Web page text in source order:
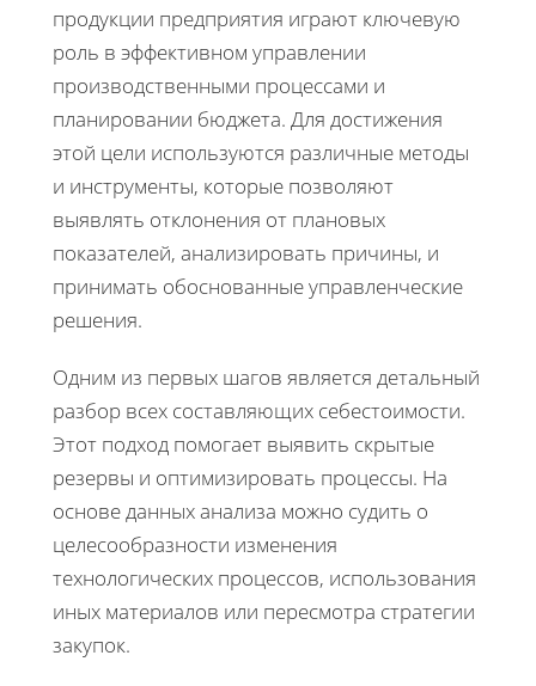
продукции предприятия играют ключевую
роль в эффективном управлении
производственными процессами и
планировании бюджета. Для достижения
этой цели используются различные методы
и инструменты, которые позволяют
выявлять отклонения от плановых
показателей, анализировать причины, и
принимать обоснованные управленческие
решения.
Одним из первых шагов является детальный
разбор всех составляющих себестоимости.
Этот подход помогает выявить скрытые
резервы и оптимизировать процессы. На
основе данных анализа можно судить о
целесообразности изменения
технологических процессов, использования
иных материалов или пересмотра стратегии
закупок.